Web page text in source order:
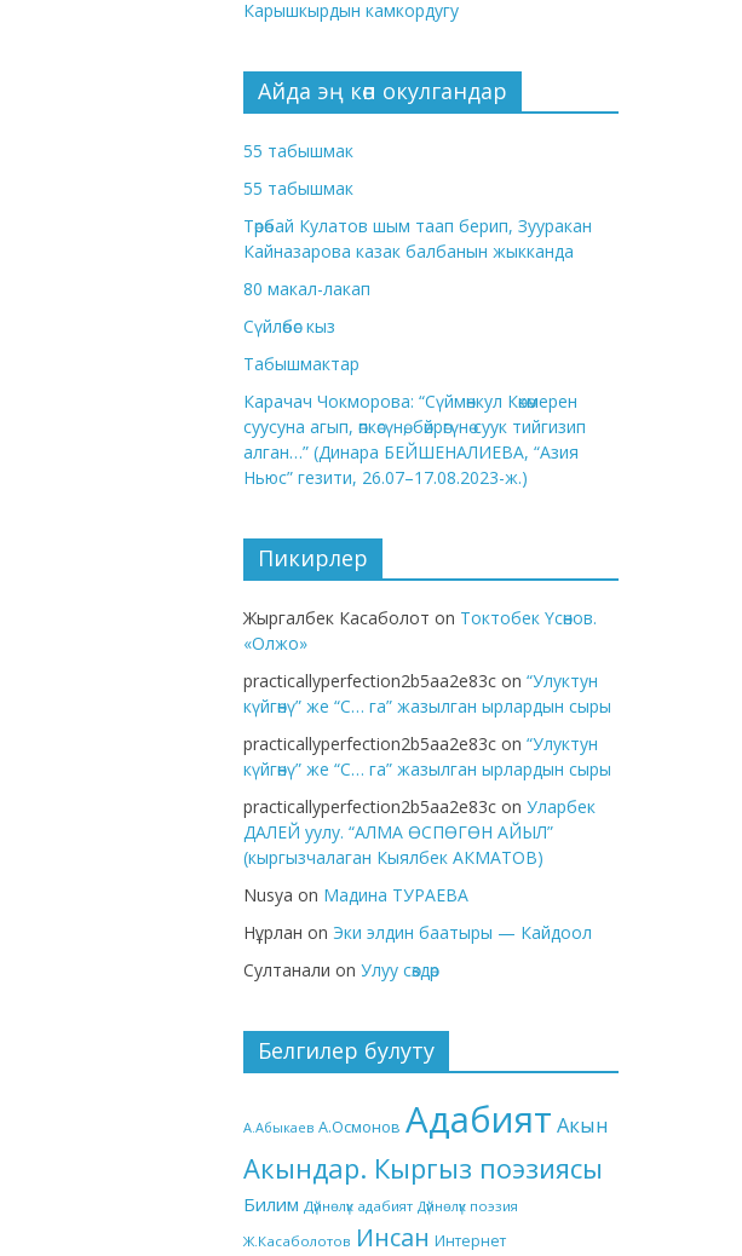
Карышкырдын камкордугу
Айда эң көп окулгандар
55 табышмак
55 табышмак
Төрөбай Кулатов шым таап берип, Зууракан
Кайназарова казак балбанын жыкканда
80 макал-лакап
Сүйлөбөс кыз
Табышмактар
Карачач Чокморова: “Сүймөнкул Көкөмерен
суусуна агып, өпкөсүнө, бөйрөгүнө суук тийгизип
алган…” (Динара БЕЙШЕНАЛИЕВА, “Азия
Ньюс” гезити, 26.07–17.08.2023-ж.)
Пикирлер
Жыргалбек Касаболот on Токтобек Үсөнов.
«Олжо»
practicallyperfection2b5aa2e83c on “Улуктун
күйгөнү” же “С… га” жазылган ырлардын сыры
practicallyperfection2b5aa2e83c on “Улуктун
күйгөнү” же “С… га” жазылган ырлардын сыры
practicallyperfection2b5aa2e83c on Уларбек
ДАЛЕЙ уулу. “АЛМА ӨСПӨГӨН АЙЫЛ”
(кыргызчалаган Кыялбек АКМАТОВ)
Nusya on Мадина ТУРАЕВА
Нұрлан on Эки элдин баатыры — Кайдоол
Султанали on Улуу сөздөр
Белгилер булуту
А.Абыкаев А.Осмонов Адабият Акын
Акындар. Кыргыз поэзиясы
Билим Дүйнөлүк адабият Дүйнөлүк поэзия
Ж.Касаболотов Инсан Интернет